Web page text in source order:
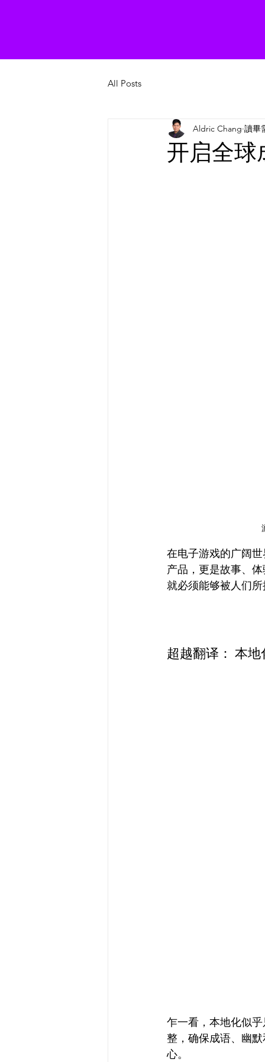
All Posts
开启全球
Aldric Chang 讀畢
在电子游戏的广阔
产品，更是故事、
就必须能够被人们
超越翻译： 本
乍一看，本地化似
整，确保成语、幽
心。